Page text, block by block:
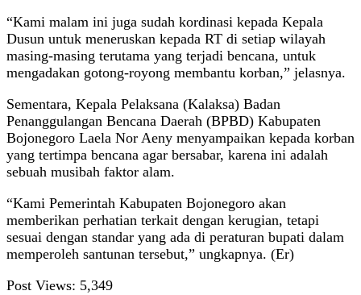
“Kami malam ini juga sudah kordinasi kepada Kepala
Dusun untuk meneruskan kepada RT di setiap wilayah
masing-masing terutama yang terjadi bencana, untuk
mengadakan gotong-royong membantu korban,” jelasnya.
Sementara, Kepala Pelaksana (Kalaksa) Badan
Penanggulangan Bencana Daerah (BPBD) Kabupaten
Bojonegoro Laela Nor Aeny menyampaikan kepada korban
yang tertimpa bencana agar bersabar, karena ini adalah
sebuah musibah faktor alam.
“Kami Pemerintah Kabupaten Bojonegoro akan
memberikan perhatian terkait dengan kerugian, tetapi
sesuai dengan standar yang ada di peraturan bupati dalam
memperoleh santunan tersebut,” ungkapnya. (Er)
Post Views: 5,349